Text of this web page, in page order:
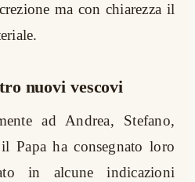
ma con chiarezza il
nuovi vescovi
ad Andrea, Stefano,
Papa ha consegnato loro
in alcune indicazioni